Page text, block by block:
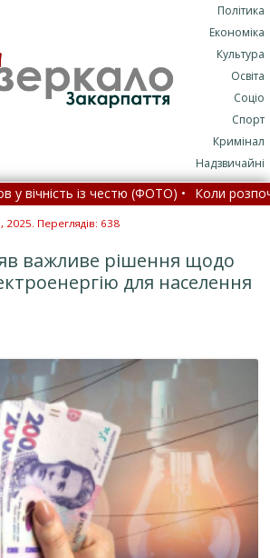
Політика
Економіка
Культура
Освіта
Соціо
Спорт
Кримінал
Надзвичайні
із честю (ФОТО) • Коли
постраждали хлопець і дівчина
2025. Переглядів: 638
важливе рішення щодо
для населення